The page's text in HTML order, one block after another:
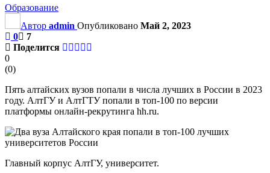
Образование
Автор admin Опубликовано Май 2, 2023
0
7
Поделится
0
(0)
Пять алтайских вузов попали в числа лучших в России в 2023
году. АлтГУ и АлтГТУ попали в топ-100 по версии
платформы онлайн-рекрутинга hh.ru.
Главный корпус АлтГУ, университет.